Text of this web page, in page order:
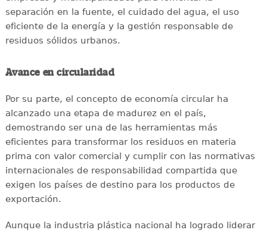
separación en la fuente, el cuidado del agua, el uso
eficiente de la energía y la gestión responsable de
residuos sólidos urbanos.
Avance en circularidad
Por su parte, el concepto de economía circular ha
alcanzado una etapa de madurez en el país,
demostrando ser una de las herramientas más
eficientes para transformar los residuos en materia
prima con valor comercial y cumplir con las normativas
internacionales de responsabilidad compartida que
exigen los países de destino para los productos de
exportación.
Aunque la industria plástica nacional ha logrado liderar